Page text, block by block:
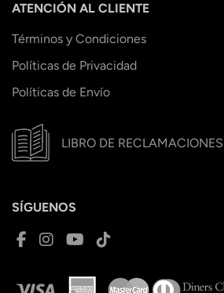
ATENCIÓN AL CLIENTE
Términos y Condiciones
Políticas de Privacidad
Políticas de Envío
LIBRO DE RECLAMACIONES
SÍGUENOS